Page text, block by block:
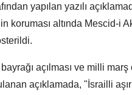
yapılan yazılı
koruması altında Mescid-i
bayrağı açılması ve milli
açıklamada, "İsrailli